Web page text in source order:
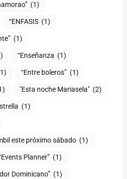
(1)
“ENFASIS (1)
(1)
“Enseñanza (1)
“Entre boleros” (1)
"Esta noche Mariasela" (2)
(1)
este próximo sábado (1)
Planner” (1)
Dominicano” (1)